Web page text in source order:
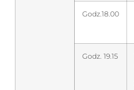
Godz.18.00
Godz. 19.15